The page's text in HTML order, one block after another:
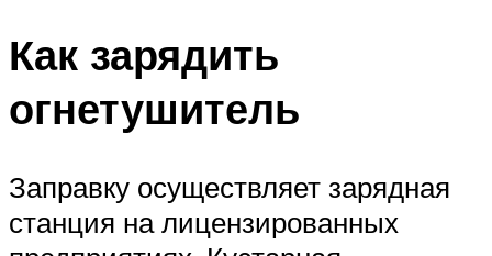
Как зарядить
огнетушитель
Заправку осуществляет зарядная
станция на лицензированных